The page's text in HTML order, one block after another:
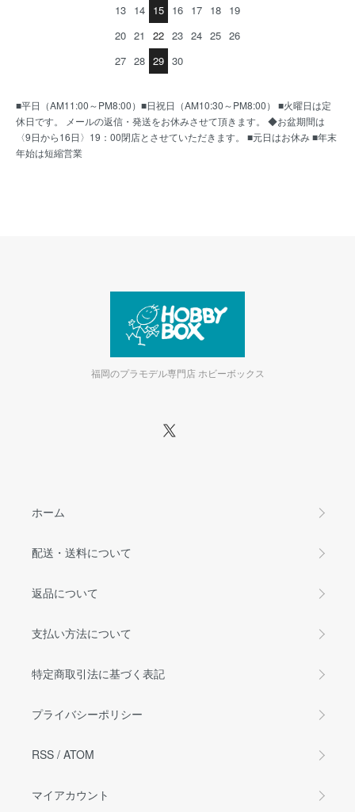
13 14 15 16 17 18 19
20 21 22 23 24 25 26
27 28 29 30
■平日（AM11:00～PM8:00）■日祝日（AM10:30～PM8:00） ■火曜日は定
休日です。 メールの返信・発送をお休みさせて頂きます。 ◆お盆期間は
〈9日から16日〉19：00閉店とさせていただきます。 ■元日はお休み ■年末
年始は短縮営業
福岡のプラモデル専門店 ホビーボックス
ホーム
配送・送料について
返品について
支払い方法について
特定商取引法に基づく表記
プライバシーポリシー
RSS / ATOM
マイアカウント